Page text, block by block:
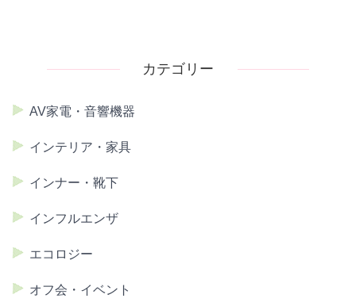
カテゴリー
AV家電・音響機器
インテリア・家具
インナー・靴下
インフルエンザ
エコロジー
オフ会・イベント